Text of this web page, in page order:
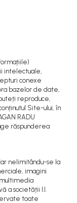
intelectuale,
conexe
bazelor de date,
reproduce,
Site-ului, în
RADU
răspunderea
nelimitându-se la
imagini
a societății I.I.
toate